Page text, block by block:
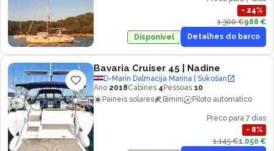
− 24%
1.300 €988 €
Disponivel
Detalhes do barco
Bavaria Cruiser 45 | Nadine
D-Marin Dalmacija Marina | Sukošan
Ano 2018Cabines 4 Pessoas 10
Paineis solares
Bimini Piloto automatico
Preco para 7 dias
− 8%
1.145 €1.050 €